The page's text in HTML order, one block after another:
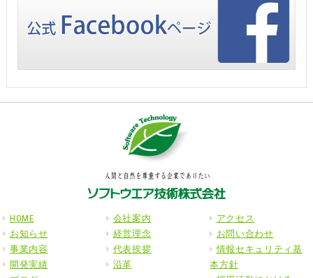
HOME
お知らせ
事業内容
開発実績
会社案内
経営理念
代表挨拶
沿革
アクセス
お問い合わせ
情報セキュリティ基
本方針